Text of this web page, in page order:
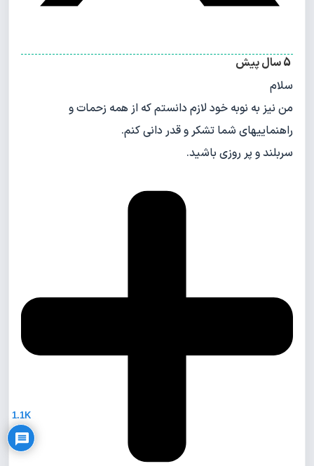
سلام
من نیز به نوبه خود لازم دانستم که از همه زحمات و
راهنماییهای شما تشکر و قدر دانی کنم.
سربلند و پر روزی باشید.
1.1K